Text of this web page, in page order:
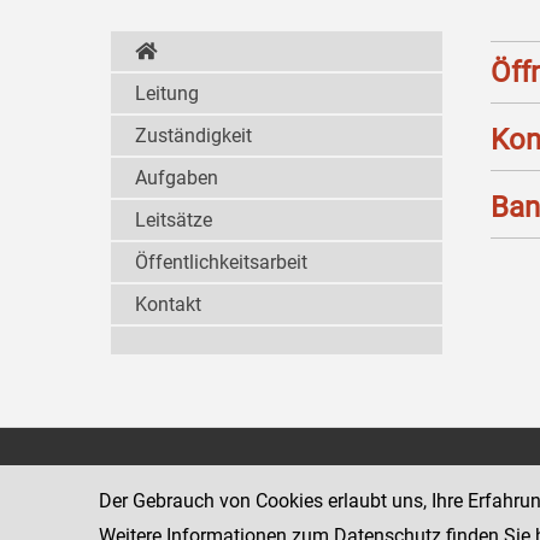
Leitung
Zuständigkeit
Aufgaben
Leitsätze
Öffentlichkeitsarbeit
Kontakt
www.justiz.gv.at/stak
Der Gebrauch von Cookies erlaubt uns, Ihre